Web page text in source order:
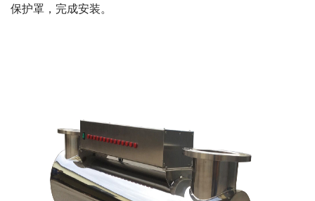
保护罩，完成安装。